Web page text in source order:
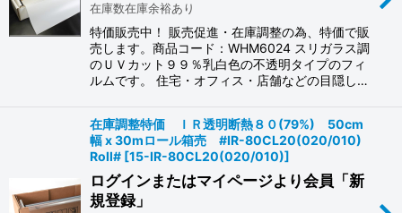
在庫数在庫余裕あり
特価販売中！ 販売促進・在庫調整の為、特価で販
売します。商品コード：WHM6024 スリガラス調
のＵＶカット９９％乳白色の不透明タイプのフィ
ルムです。 住宅・オフィス・店舗などの目隠し…
在庫調整特価 ＩＲ透明断熱８０(79%) 50cm
幅 x 30mロール箱売 #IR-80CL20(020/010)
Roll# [15-IR-80CL20(020/010)]
ログインまたはマイページより会員「新
規登録」